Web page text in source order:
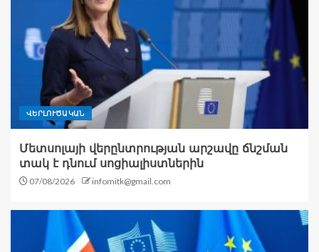
ՎԵՐԼՈՒԾԱԿԱՆ
Մետսոլայի վերընտրության արշավը ճնշման
տակ է դնում սոցիալիստներին
07/08/2026 infomitk@gmail.com